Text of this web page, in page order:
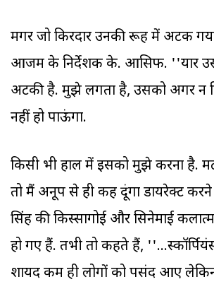
मगर जो किरदार उनकी रूह में अटक
आजम के निर्देशक के. आसिफ. ''यार
अटकी है. मुझे लगता है, उसको अगर न
नहीं हो पाऊंगा.
किसी भी हाल में इसको मुझे करना है.
तो मैं अनूप से ही कह दूंगा डायरेक्ट
सिंह की किस्सागोई और सिनेमाई
हो गए हैं. तभी तो कहते हैं,
शायद कम ही लोगों को पसंद आए